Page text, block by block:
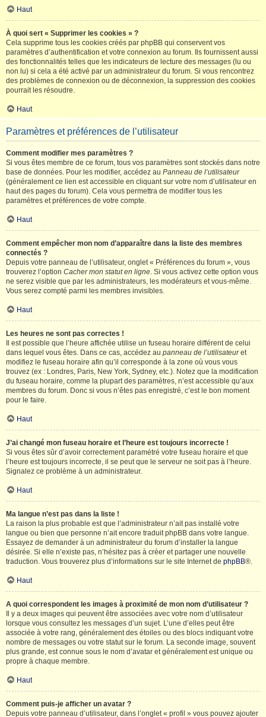
Haut
À quoi sert « Supprimer les cookies » ?
Cela supprime tous les cookies créés par phpBB qui conservent vos
paramètres d’authentification et votre connexion au forum. Ils fournissent aussi
des fonctionnalités telles que les indicateurs de lecture des messages (lu ou
non lu) si cela a été activé par un administrateur du forum. Si vous rencontrez
des problèmes de connexion ou de déconnexion, la suppression des cookies
pourrait les résoudre.
Haut
Paramètres et préférences de l’utilisateur
Comment modifier mes paramètres ?
Si vous êtes membre de ce forum, tous vos paramètres sont stockés dans notre
base de données. Pour les modifier, accédez au Panneau de l’utilisateur
(généralement ce lien est accessible en cliquant sur votre nom d’utilisateur en
haut des pages du forum). Cela vous permettra de modifier tous les
paramètres et préférences de votre compte.
Haut
Comment empêcher mon nom d’apparaître dans la liste des membres
connectés ?
Depuis votre panneau de l’utilisateur, onglet « Préférences du forum », vous
trouverez l’option Cacher mon statut en ligne. Si vous activez cette option vous
ne serez visible que par les administrateurs, les modérateurs et vous-même.
Vous serez compté parmi les membres invisibles.
Haut
Les heures ne sont pas correctes !
Il est possible que l’heure affichée utilise un fuseau horaire différent de celui
dans lequel vous êtes. Dans ce cas, accédez au panneau de l’utilisateuret
modifiez le fuseau horaire afin qu’il corresponde à la zone où vous vous
trouvez (ex : Londres, Paris, New York, Sydney, etc.). Notez que la modification
du fuseau horaire, comme la plupart des paramètres, n’est accessible qu’aux
membres du forum. Donc si vous n’êtes pas enregistré, c’est le bon moment
pour le faire.
Haut
J’ai changé mon fuseau horaire et l’heure est toujours incorrecte !
Si vous êtes sûr d’avoir correctement paramétré votre fuseau horaire et que
l’heure est toujours incorrecte, il se peut que le serveur ne soit pas à l’heure.
Signalez ce problème à un administrateur.
Haut
Ma langue n’est pas dans la liste !
La raison la plus probable est que l’administrateur n’ait pas installé votre
langue ou bien que personne n’ait encore traduit phpBB dans votre langue.
Essayez de demander à un administrateur du forum d’installer la langue
désirée. Si elle n’existe pas, n’hésitez pas à créer et partager une nouvelle
traduction. Vous trouverez plus d’informations sur le site Internet de phpBB®.
Haut
A quoi correspondent les images à proximité de mon nom d’utilisateur ?
Il y a deux images qui peuvent être associées avec votre nom d’utilisateur
lorsque vous consultez les messages d’un sujet. L’une d’elles peut être
associée à votre rang, généralement des étoiles ou des blocs indiquant votre
nombre de messages ou votre statut sur le forum. La seconde image, souvent
plus grande, est connue sous le nom d’avatar et généralement est unique ou
propre à chaque membre.
Haut
Comment puis-je afficher un avatar ?
Depuis votre panneau d’utilisateur, dans l’onglet « profil » vous pouvez ajouter